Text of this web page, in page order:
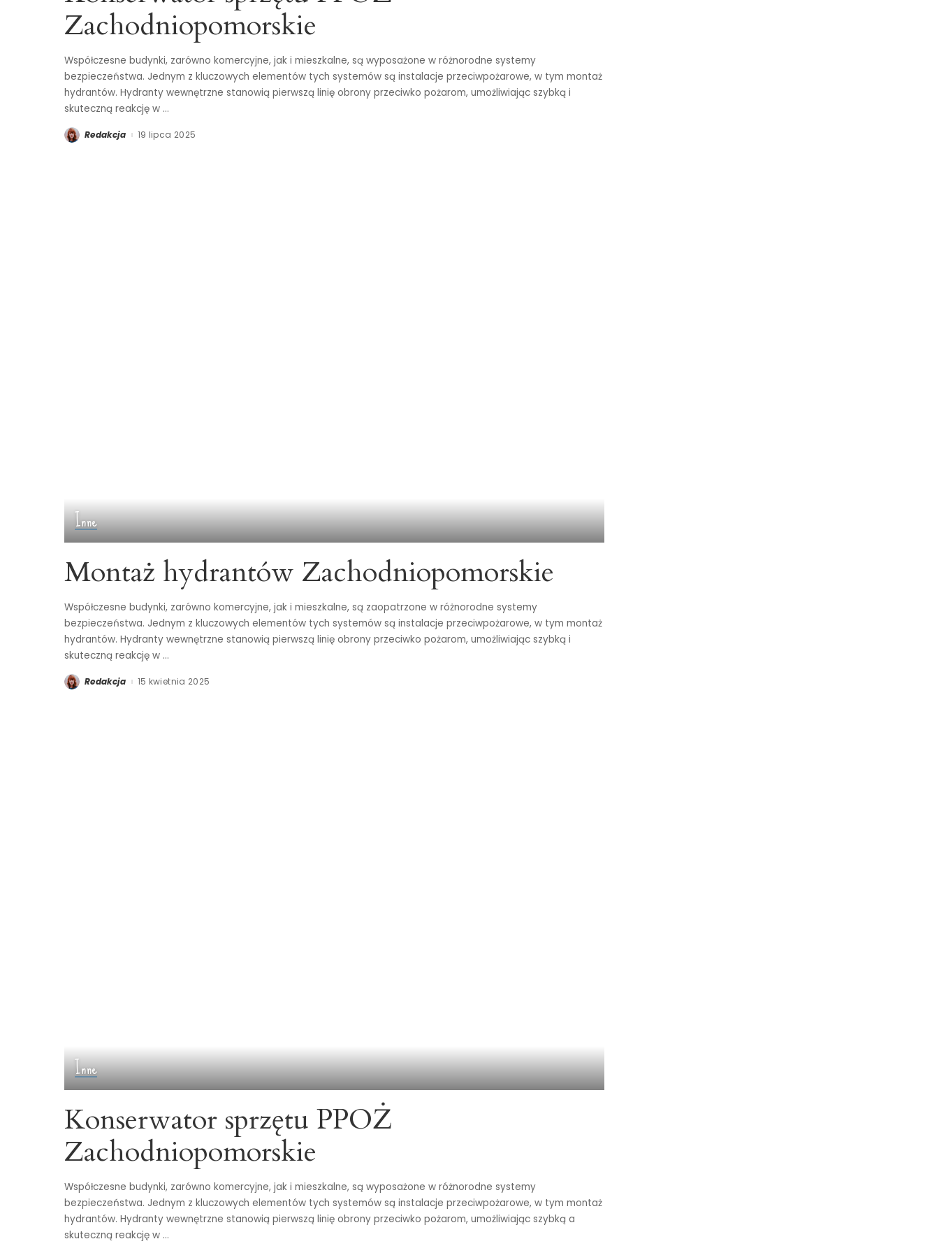
Zachodniopomorskie
Współczesne budynki, zarówno komercyjne, jak i mieszkalne, są wyposażone w różnorodne systemy
bezpieczeństwa. Jednym z kluczowych elementów tych systemów są instalacje przeciwpożarowe, w tym montaż
hydrantów. Hydranty wewnętrzne stanowią pierwszą linię obrony przeciwko pożarom, umożliwiając szybką i
skuteczną reakcję w ...
Posted
by
Redakcja 19 lipca 2025
Inne
Montaż hydrantów Zachodniopomorskie
Współczesne budynki, zarówno komercyjne, jak i mieszkalne, są zaopatrzone w różnorodne systemy
bezpieczeństwa. Jednym z kluczowych elementów tych systemów są instalacje przeciwpożarowe, w tym montaż
hydrantów. Hydranty wewnętrzne stanowią pierwszą linię obrony przeciwko pożarom, umożliwiając szybką i
skuteczną reakcję w ...
Posted
by
Redakcja 15 kwietnia 2025
Inne
Konserwator sprzętu PPOŻ
Zachodniopomorskie
Współczesne budynki, zarówno komercyjne, jak i mieszkalne, są wyposażone w różnorodne systemy
bezpieczeństwa. Jednym z kluczowych elementów tych systemów są instalacje przeciwpożarowe, w tym montaż
hydrantów. Hydranty wewnętrzne stanowią pierwszą linię obrony przeciwko pożarom, umożliwiając szybką a
skuteczną reakcję w ...